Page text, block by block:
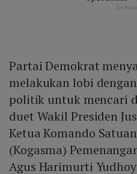
Partai Demokrat
melakukan lobi
politik untuk mencari
duet Wakil Presiden
Ketua Komando
(Kogasma)
Agus Harimurti